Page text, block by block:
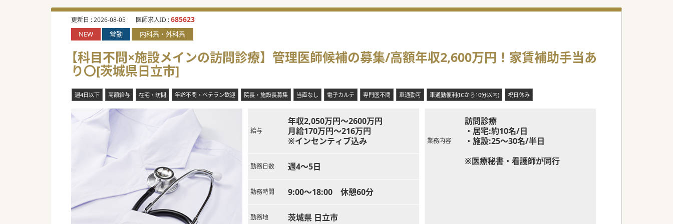
更新日 :2026-08-05 医師求人ID :685623
NEW 常勤 内科系・外科系
【科目不問×施設メインの訪問診療】管理医師候補の募集/高額年収2,600万円！家賃補助手当あ
り〇[茨城県日立市]
週4日以下 高額給与 在宅・訪問 年齢不問・ベテラン歓迎 院長・施設長募集 当直なし 電子カルテ 専門医不問 車通勤可 車通勤便利(ICから10分以内) 祝日休み
給与
年収2,050万円～2600万円
月給170万円～216万円
※インセンティブ込み
勤務日数 週4～5日
勤務時間 9:00～18:00 休憩60分
勤務地 茨城県 日立市
業務内容
訪問診療
・居宅:約10名/日
・施設:25～30名/半日
※医療秘書・看護師が同行